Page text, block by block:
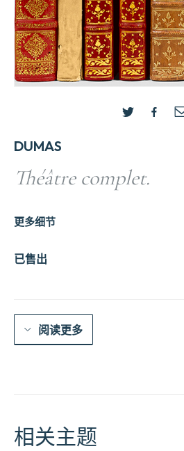
DUMAS
Théâtre complet.
已售出
更多细节
阅读更多
相关主题